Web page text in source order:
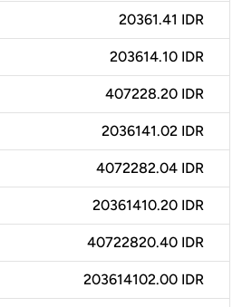
20361.41 IDR
203614.10 IDR
407228.20 IDR
2036141.02 IDR
4072282.04 IDR
20361410.20 IDR
40722820.40 IDR
203614102.00 IDR